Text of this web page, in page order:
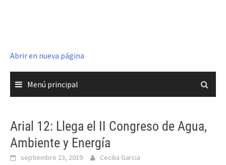
Abrir en nueva página
Menú principal
Arial 12: Llega el II Congreso de Agua,
Ambiente y Energía
septiembre 23, 2019 Cecilia Garcia